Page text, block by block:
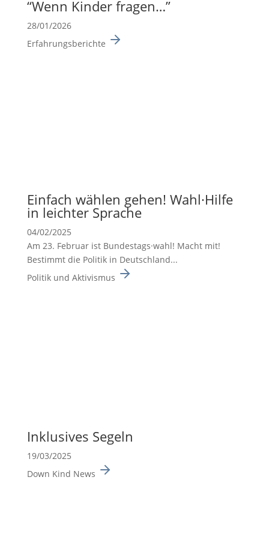
“Wenn Kinder fragen…”
28/01/2026
Erfahrungsberichte
Einfach wählen gehen! Wahl·Hilfe
in leichter Sprache
04/02/2025
Am 23. Februar ist Bundes­tags·wahl! Macht mit!
Bestimmt die Politik in Deutsch­land...
Politik und Aktivismus
Inklu­sives Segeln
19/03/2025
Down Kind News